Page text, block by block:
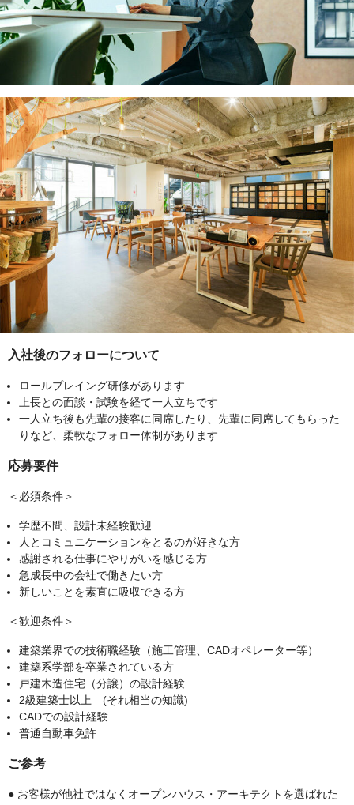
入社後のフォローについて
ロールプレイング研修があります
上長との面談・試験を経て一人立ちです
一人立ち後も先輩の接客に同席したり、先輩に同席してもらった
りなど、柔軟なフォロー体制があります
応募要件
＜必須条件＞
学歴不問、設計未経験歓迎
人とコミュニケーションをとるのが好きな方
感謝される仕事にやりがいを感じる方
急成長中の会社で働きたい方
新しいことを素直に吸収できる方
＜歓迎条件＞
建築業界での技術職経験（施工管理、CADオペレーター等）
建築系学部を卒業されている方
戸建木造住宅（分譲）の設計経験
2級建築士以上 (それ相当の知識)
CADでの設計経験
普通自動車免許
ご参考
● お客様が他社ではなくオープンハウス・アーキテクトを選ばれた